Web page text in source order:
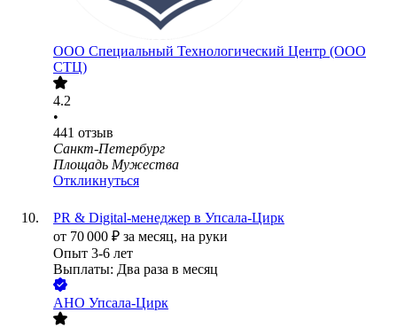
ООО Специальный Технологический Центр (ООО
СТЦ)
4.2
•
441 отзыв
Санкт-Петербург
Площадь Мужества
Откликнуться
PR & Digital-менеджер в Упсала-Цирк
от 70 000 ₽ за месяц, на руки
Опыт 3-6 лет
Выплаты: Два раза в месяц
АНО Упсала-Цирк